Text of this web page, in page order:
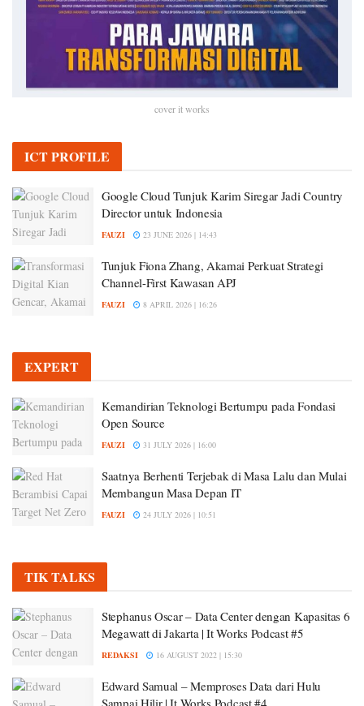
cover it works
ICT PROFILE
Google Cloud Tunjuk Karim Siregar Jadi Country
Director untuk Indonesia
FAUZI 23 JUNE 2026 | 14:43
Tunjuk Fiona Zhang, Akamai Perkuat Strategi
Channel-First Kawasan APJ
FAUZI 8 APRIL 2026 | 16:26
EXPERT
Kemandirian Teknologi Bertumpu pada Fondasi
Open Source
FAUZI 31 JULY 2026 | 16:00
Saatnya Berhenti Terjebak di Masa Lalu dan Mulai
Membangun Masa Depan IT
FAUZI 24 JULY 2026 | 10:51
TIK TALKS
Stephanus Oscar – Data Center dengan Kapasitas 6
Megawatt di Jakarta | It Works Podcast #5
REDAKSI 16 AUGUST 2022 | 15:30
Edward Samual – Memproses Data dari Hulu